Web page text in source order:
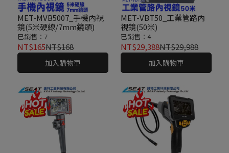
MET-MVB5007_手機內視
鏡(5米硬線/7mm鏡頭)
已銷售：7
NT$165NT$168
加入購物車
MET-VBT50_工業管路內
視鏡(50米)
已銷售：4
NT$29,388NT$29,988
加入購物車